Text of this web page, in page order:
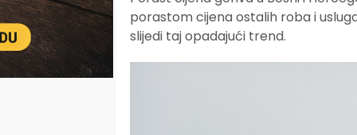
porastom cijena ostalih roba i
slijedi taj opadajući trend.